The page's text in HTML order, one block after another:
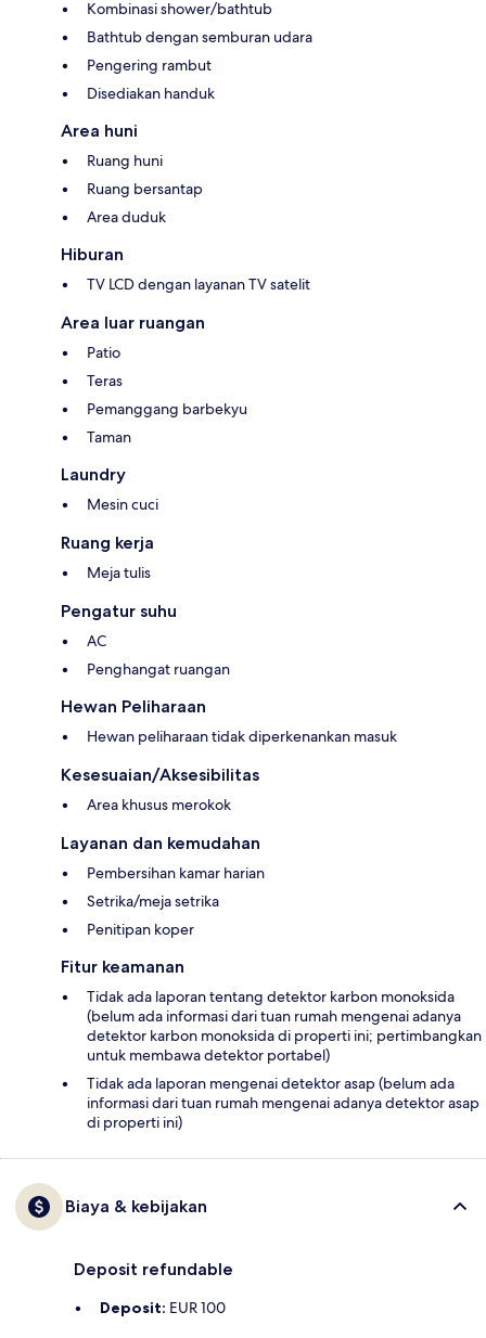
Kombinasi shower/bathtub
Bathtub dengan semburan udara
Pengering rambut
Disediakan handuk
Area huni
Ruang huni
Ruang bersantap
Area duduk
Hiburan
TV LCD dengan layanan TV satelit
Area luar ruangan
Patio
Teras
Pemanggang barbekyu
Taman
Laundry
Mesin cuci
Ruang kerja
Meja tulis
Pengatur suhu
AC
Penghangat ruangan
Hewan Peliharaan
Hewan peliharaan tidak diperkenankan masuk
Kesesuaian/Aksesibilitas
Area khusus merokok
Layanan dan kemudahan
Pembersihan kamar harian
Setrika/meja setrika
Penitipan koper
Fitur keamanan
Tidak ada laporan tentang detektor karbon monoksida
(belum ada informasi dari tuan rumah mengenai adanya
detektor karbon monoksida di properti ini; pertimbangkan
untuk membawa detektor portabel)
Tidak ada laporan mengenai detektor asap (belum ada
informasi dari tuan rumah mengenai adanya detektor asap
di properti ini)
Biaya & kebijakan
Deposit refundable
Deposit: EUR 100